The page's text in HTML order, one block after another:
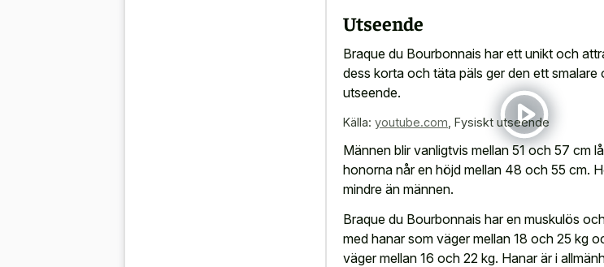
Utseende
Braque du Bourbonnais har ett unikt och
dess korta och täta päls ger den ett smalare
utseende.
Källa: youtube.com Fysiskt utseende
Männen blir vanligtvis mellan 51 och 57 cm
honorna når en höjd mellan 48 och 55 cm.
mindre än männen.
Braque du Bourbonnais har en muskulös
med hanar som väger mellan 18 och 25 kg
väger mellan 16 och 22 kg. Hanar är i